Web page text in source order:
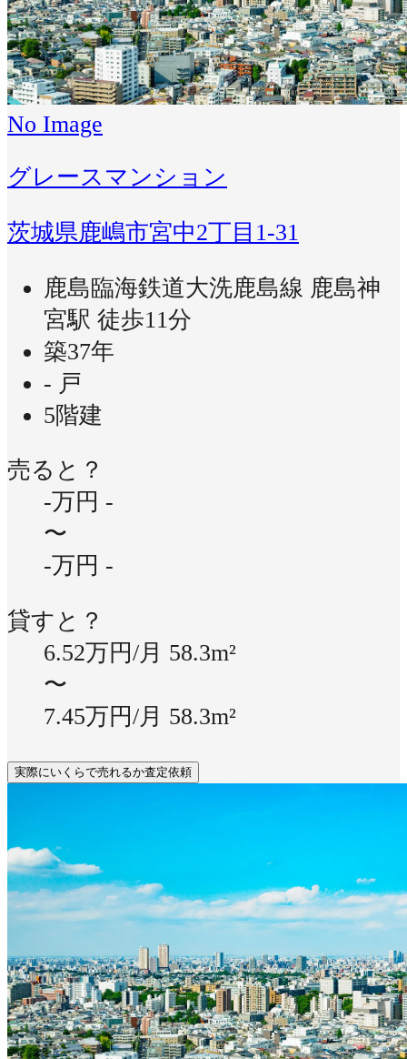
No Image
グレースマンション
茨城県鹿嶋市宮中2丁目1-31
鹿島臨海鉄道大洗鹿島線 鹿島神
宮駅 徒歩11分
築37年
- 戸
5階建
売ると？
-万円 -
〜
-万円 -
貸すと？
6.52万円/月 58.3m²
〜
7.45万円/月 58.3m²
実際にいくらで売れるか査定依頼